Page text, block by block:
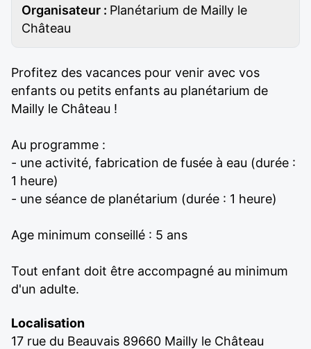
Organisateur : Planétarium de Mailly le
Château
Profitez des vacances pour venir avec vos
enfants ou petits enfants au planétarium de
Mailly le Château !
Au programme :
- une activité, fabrication de fusée à eau (durée :
1 heure)
- une séance de planétarium (durée : 1 heure)
Age minimum conseillé : 5 ans
Tout enfant doit être accompagné au minimum
d'un adulte.
Localisation
17 rue du Beauvais 89660 Mailly le Château